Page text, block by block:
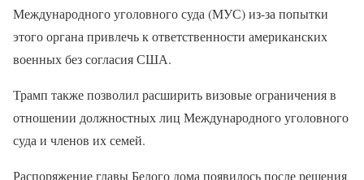
Международного уголовного суда (МУС) из-за попытки
этого органа привлечь к ответственности американских
военных без согласия США.
Трамп также позволил расширить визовые ограничения в
отношении должностных лиц Международного уголовного
суда и членов их семей.
Распоряжение главы Белого дома появилось после решения